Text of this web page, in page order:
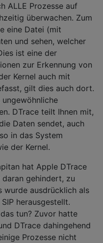
ALLE Prozesse auf
überwachen. Zum
eine Datei (mit
und sehen, welcher
ist eine der
zur Erkennung von
Kernel auch mit
gilt dies auch dort.
DTrace teilt Ihnen mit,
Daten sendet, auch
in das System
der Kernel.
hat Apple DTrace
gehindert, zu
wurde ausdrücklich als
herausgestellt.
tun? Zuvor hatte
DTrace dahingehend
Prozesse nicht